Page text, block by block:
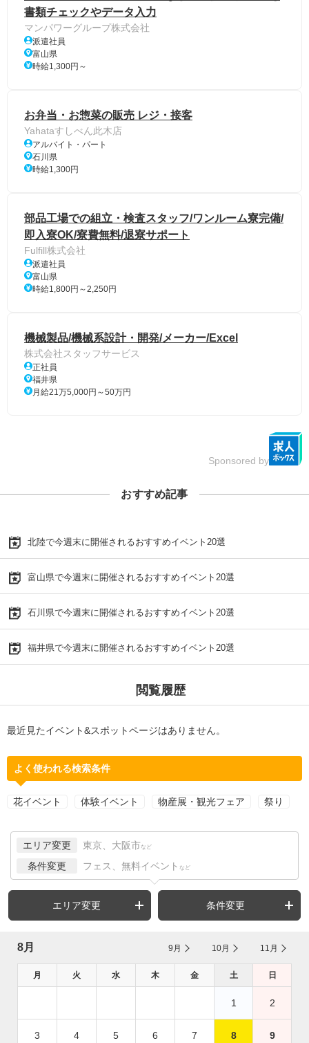
書類チェックやデータ入力
マンパワーグループ株式会社
派遣社員
富山県
時給1,300円～
お弁当・お惣菜の販売 レジ・接客
Yahataすしべん此木店
アルバイト・パート
石川県
時給1,300円
部品工場での組立・検査スタッフ/ワンルーム寮完備/
即入寮OK/寮費無料/退寮サポート
Fulfill株式会社
派遣社員
富山県
時給1,800円～2,250円
機械製品/機械系設計・開発/メーカー/Excel
株式会社スタッフサービス
正社員
福井県
月給21万5,000円～50万円
Sponsored by
おすすめ記事
北陸で今週末に開催されるおすすめイベント20選
富山県で今週末に開催されるおすすめイベント20選
石川県で今週末に開催されるおすすめイベント20選
福井県で今週末に開催されるおすすめイベント20選
閲覧履歴
最近見たイベント&スポットページはありません。
よく使われる検索条件
花イベント 体験イベント 物産展・観光フェア 祭り
エリア変更 東京、大阪市 など
条件変更 フェス、無料イベント など
エリア変更 条件変更
8月 9月 10月 11月
月 火 水 木 金 土 日
1 2
3 4 5 6 7 8 9